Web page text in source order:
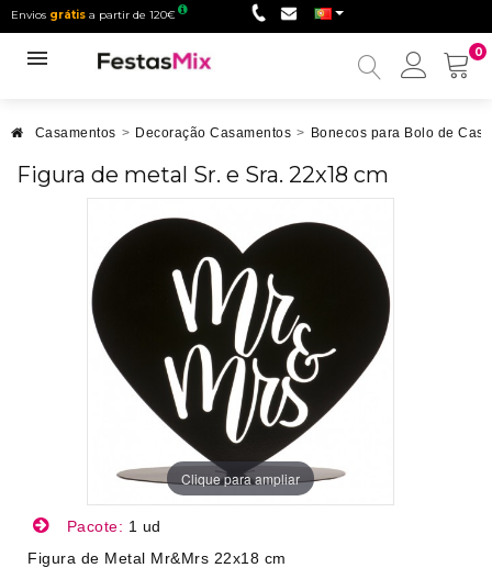
Envios grátis a partir de 120€
0
Minha
Casamentos > Decoração Casamentos > Bonecos para Bolo de
Figura de metal Sr. e Sra. 22x18 cm
Clique para ampliar
Pacote: 1 ud
Figura de Metal Mr&Mrs 22x18 cm